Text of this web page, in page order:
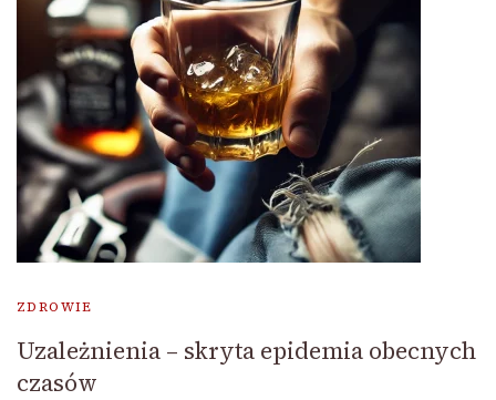
ZDROWIE
Uzależnienia – skryta epidemia obecnych
czasów